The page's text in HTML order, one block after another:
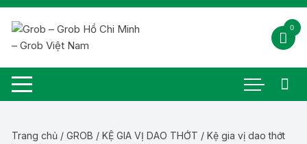
Chuyển
0
Trang chủ /GROB /KỆ GIA VỊ DAO THỚT / Kệ gia vị dao thớt